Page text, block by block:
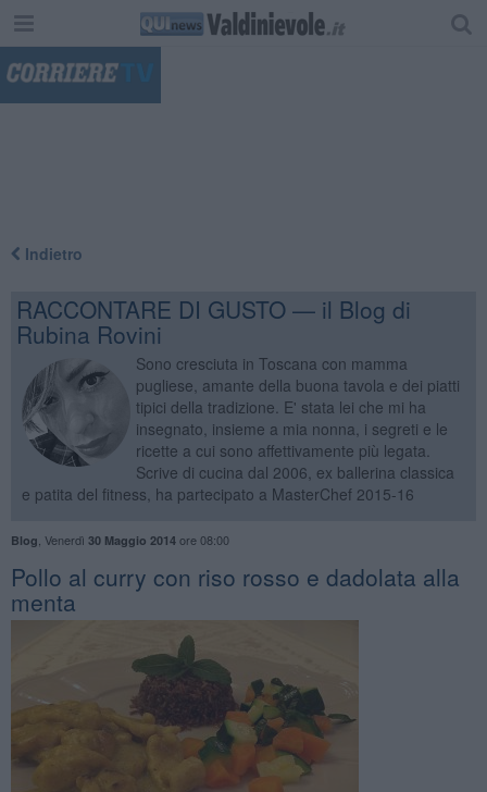
Indietro
RACCONTARE DI GUSTO — il Blog di
Rubina Rovini
Sono cresciuta in Toscana con mamma
pugliese, amante della buona tavola e dei piatti
tipici della tradizione. E' stata lei che mi ha
insegnato, insieme a mia nonna, i segreti e le
ricette a cui sono affettivamente più legata.
Scrive di cucina dal 2006, ex ballerina classica
e patita del fitness, ha partecipato a MasterChef 2015-16
Blog Venerdì 30 Maggio 2014ore 08:00
Pollo al curry con riso rosso e dadolata alla
menta